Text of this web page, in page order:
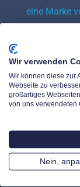
eine Marke
DE-63791
Smart &
Einloggen
Wir verwenden
Wir können diese zur
Webseite zu
großartiges
von uns verwendeten
Nein,